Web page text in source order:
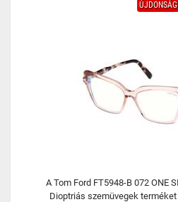
ÚJDONSÁG
A Tom Ford FT5948-B 072 ONE
Dioptriás szemüvegek